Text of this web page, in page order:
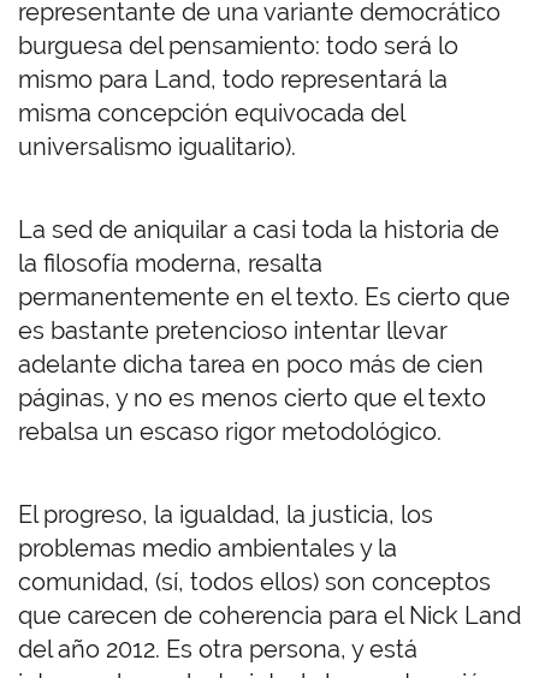
representante de una variante democrático
burguesa del pensamiento: todo será lo
mismo para Land, todo representará la
misma concepción equivocada del
universalismo igualitario).
La sed de aniquilar a casi toda la historia de
la filosofía moderna, resalta
permanentemente en el texto. Es cierto que
es bastante pretencioso intentar llevar
adelante dicha tarea en poco más de cien
páginas, y no es menos cierto que el texto
rebalsa un escaso rigor metodológico.
El progreso, la igualdad, la justicia, los
problemas medio ambientales y la
comunidad, (sí, todos ellos) son conceptos
que carecen de coherencia para el Nick Land
del año 2012. Es otra persona, y está